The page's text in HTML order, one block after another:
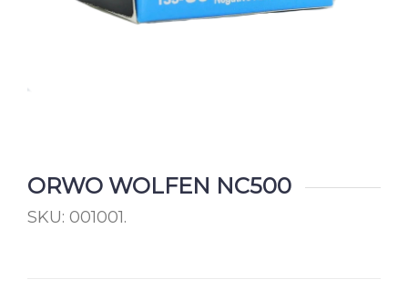
ORWO WOLFEN NC500
SKU: 001001.